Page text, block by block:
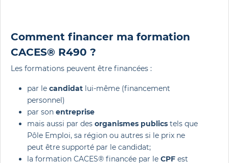
Comment financer ma formation
CACES® R490 ?
Les formations peuvent être financées :
par le candidat lui-même (financement
personnel)
par son entreprise
mais aussi par des organismes publics tels que
Pôle Emploi, sa région ou autres si le prix ne
peut être supporté par le candidat;
la formation CACES® financée par le CPF est